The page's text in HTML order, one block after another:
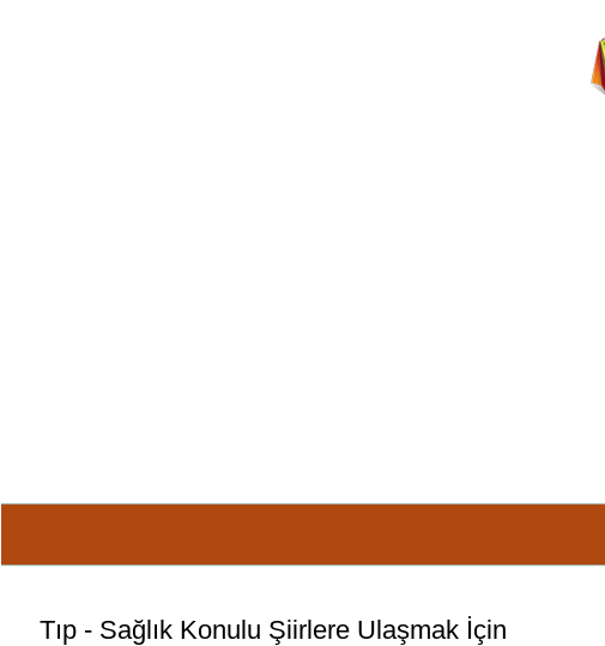
Tıp - Sağlık Konulu Şiirlere Ulaşmak İçin